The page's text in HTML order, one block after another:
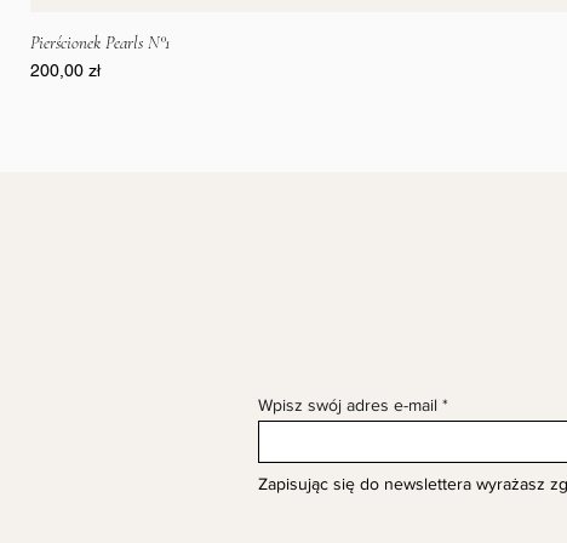
Pierścionek Pearls N°1
Cena
200,00 zł
Wpisz swój adres e-mail
Zapisując się do newslettera wyrażasz